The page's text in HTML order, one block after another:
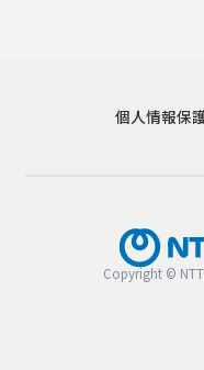
個人情報保
Copyright © NTT